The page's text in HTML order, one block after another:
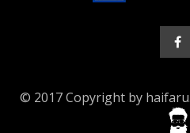
© 2017 Copyright by